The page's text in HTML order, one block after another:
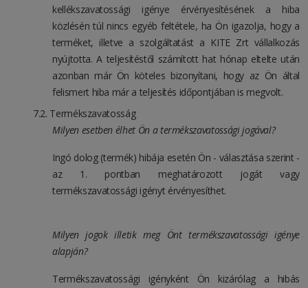
kellékszavatossági igénye érvényesítésének a hiba
közlésén túl nincs egyéb feltétele, ha Ön igazolja, hogy a
terméket, illetve a szolgáltatást a KITE Zrt vállalkozás
nyújtotta. A teljesítéstől számított hat hónap eltelte után
azonban már Ön köteles bizonyítani, hogy az Ön által
felismert hiba már a teljesítés időpontjában is megvolt.
Termékszavatosság
Milyen esetben élhet Ön a termékszavatossági jogával?
Ingó dolog (termék) hibája esetén Ön - választása szerint -
az 1. pontban meghatározott jogát vagy
termékszavatossági igényt érvényesíthet.
Milyen jogok illetik meg Önt termékszavatossági igénye
alapján?
Termékszavatossági igényként Ön kizárólag a hibás